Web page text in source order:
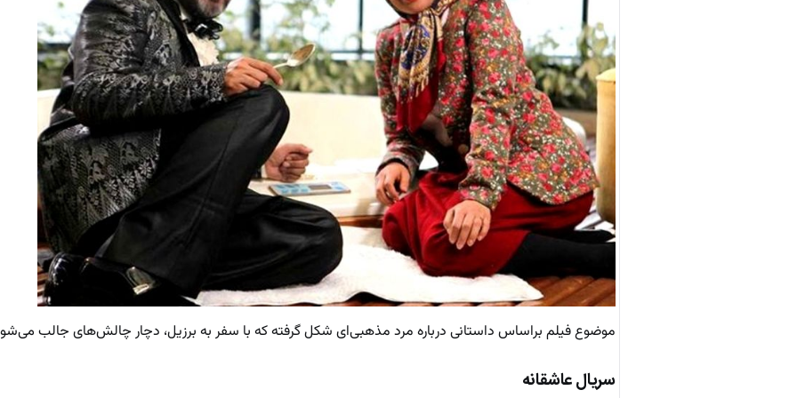
موضوع فیلم براساس داستانی درباره مرد مذهبی‌ای شکل گرفته که با سفر به برزیل، دچار چالش‌های جالب
سریال عاشقانه